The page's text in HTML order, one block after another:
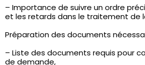
– Importance de suivre un ordre
et les retards dans le traitement de
Préparation des documents
– Liste des documents requis pour
de demande,